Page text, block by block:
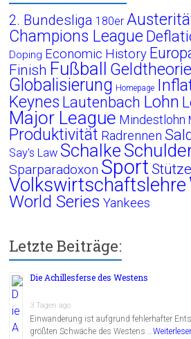
2. Bundesliga 180er
Champions League
Doping Economic History
Finish Fußball Geldtheorie
Globalisierung Homepage
Keynes Lautenbach Lohn
Major League Mindestlohn
Produktivität Radrennen
Say's Law Schalke
Sparparadoxon Sport
Volkswirtschaftslehre
World Series Yankees
Letzte Beiträge:
Die Achillesferse des Westens
3 Tagen ago
Einwanderung ist aufgrund fehlerhafter
größten Schwäche des Westens …